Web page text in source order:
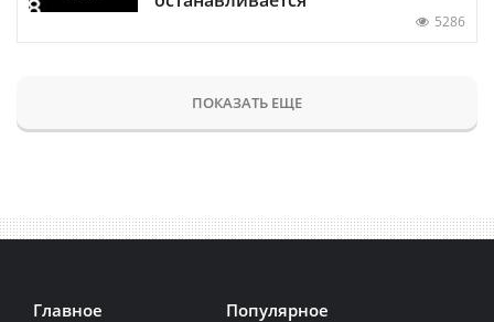
5286
ПОКАЗАТЬ ЕЩЕ
Главное Популярное